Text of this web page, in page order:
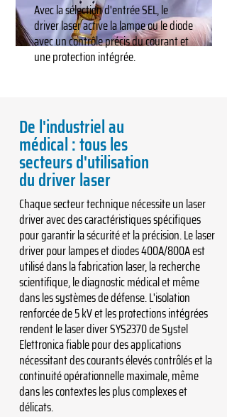
Avec la sélection d'entrée SEL, le
driver laser active la lampe ou le diode
avec un contrôle précis du courant et
une protection intégrée.
De l'industriel au
médical : tous les
secteurs d'utilisation
du driver laser
Chaque secteur technique nécessite un laser
driver avec des caractéristiques spécifiques
pour garantir la sécurité et la précision. Le laser
driver pour lampes et diodes 400A/800A est
utilisé dans la fabrication laser, la recherche
scientifique, le diagnostic médical et même
dans les systèmes de défense. L'isolation
renforcée de 5 kV et les protections intégrées
rendent le laser diver SYS2370 de Systel
Elettronica fiable pour des applications
nécessitant des courants élevés contrôlés et la
continuité opérationnelle maximale, même
dans les contextes les plus complexes et
délicats.